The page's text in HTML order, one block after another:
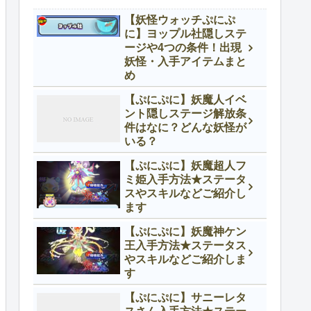
【妖怪ウォッチぷにぷ
に】ヨップル社隠しステ
ージや4つの条件！出現
妖怪・入手アイテムまと
め
【ぷにぷに】妖魔人イベ
ント隠しステージ解放条
件はなに？どんな妖怪が
いる？
【ぷにぷに】妖魔超人フ
ミ姫入手方法★ステータ
スやスキルなどご紹介し
ます
【ぷにぷに】妖魔神ケン
王入手方法★ステータス
やスキルなどご紹介しま
す
【ぷにぷに】サニーレタ